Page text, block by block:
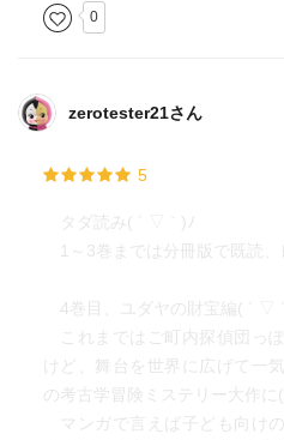
0
zerotester21さん
5
タダ読み( ´ ▽ ` )ﾉ
1～3巻までは分冊版で既読
4巻目、ユダヤの財宝編( ´ ▽
これまではご町内探偵団っ
けど、舞台を世界に広げて一
の考古学冒険ミステリー大作
マンガで言えば子ども向け